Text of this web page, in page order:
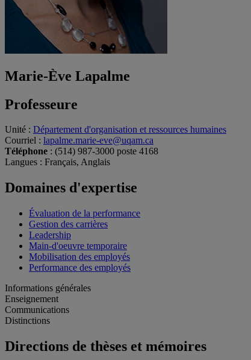
Marie-Ève Lapalme
Professeure
Unité : Département d'organisation et ressources humaines
Courriel : lapalme.marie-eve@uqam.ca
Téléphone : (514) 987-3000 poste 4168
Langues : Français, Anglais
Domaines d'expertise
Évaluation de la performance
Gestion des carrières
Leadership
Main-d'oeuvre temporaire
Mobilisation des employés
Performance des employés
Informations générales
Enseignement
Communications
Distinctions
Directions de thèses et mémoires